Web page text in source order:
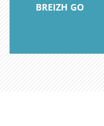
BREIZH GO